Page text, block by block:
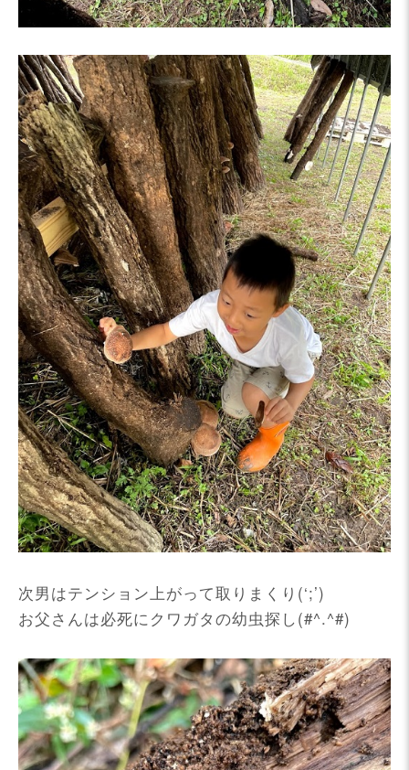
次男はテンション上がって取りまくり(‘;’)
お父さんは必死にクワガタの幼虫探し(#^.^#)